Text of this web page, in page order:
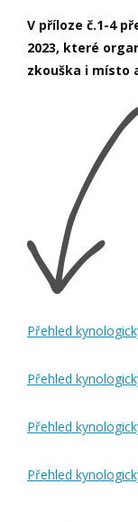
V příloze č.1-4
2023, které
zkouška i místo
Přehled
Přehled
Přehled
Přehled